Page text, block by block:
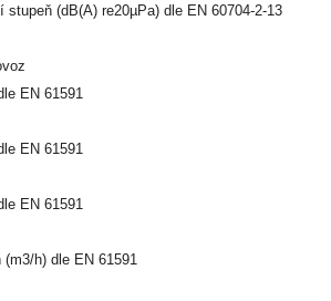
(dB(A) re20µPa) dle EN 60704-2-13
EN 61591
EN 61591
EN 61591
h) dle EN 61591